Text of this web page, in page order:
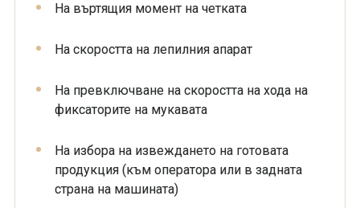
На въртящия момент на четката
На скоростта на лепилния апарат
На превключване на скоростта на хода на
фиксаторите на мукавата
На избора на извеждането на готовата
продукция (към оператора или в задната
страна на машината)